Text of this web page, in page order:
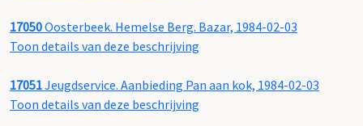
17050Oosterbeek. Hemelse Berg. Bazar, 1984-02-03
Toon details van deze beschrijving
17051Jeugdservice. Aanbieding Pan aan kok, 1984-02-03
Toon details van deze beschrijving